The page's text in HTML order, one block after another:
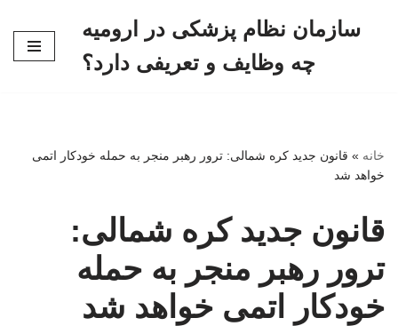
سازمان نظام پزشکی در ارومیه
چه وظایف و تعریفی دارد؟
خانه » قانون جدید کره شمالی: ترور رهبر منجر به حمله خودکار اتمی
خواهد شد
قانون جدید کره شمالی:
ترور رهبر منجر به حمله
خودکار اتمی خواهد شد